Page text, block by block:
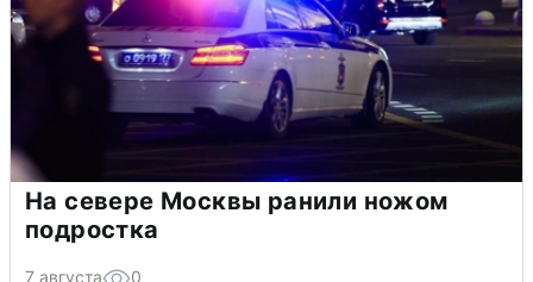
На севере Москвы ранили ножом
подростка
7 августа 0